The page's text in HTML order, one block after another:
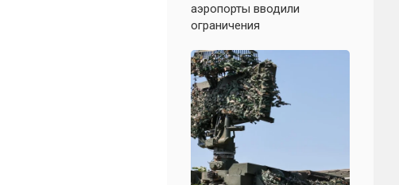
аэропорты вводили
ограничения